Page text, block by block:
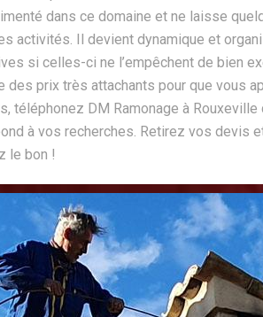
dans ce domaine et ne laisse
activités. Il devient dynamique et
si celles-ci ne l’empêchent de bien
des prix très attachants pour que vous
téléphonez DM Ramonage à Rouxeville
à vos recherches. Retirez vos devis
le bon !